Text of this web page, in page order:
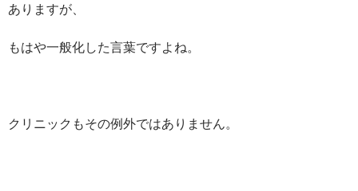
ありますが、
もはや一般化した言葉ですよね。
クリニックもその例外ではありません。